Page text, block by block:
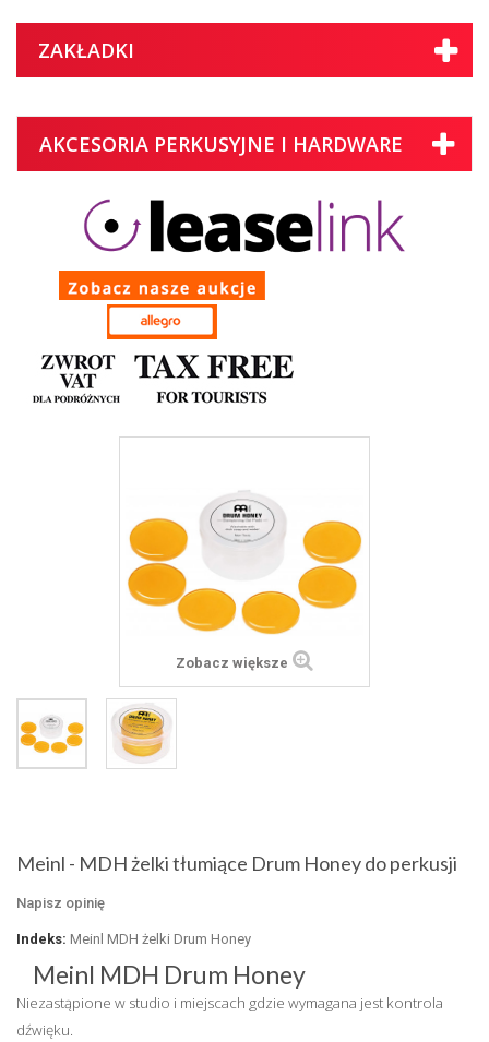
ZAKŁADKI
AKCESORIA PERKUSYJNE I HARDWARE
Zobacz większe
Meinl - MDH żelki tłumiące Drum Honey do perkusji
Napisz opinię
Indeks: Meinl MDH żelki Drum Honey
Meinl MDH Drum Honey
Niezastąpione w studio i miejscach gdzie wymagana jest kontrola
dźwięku.